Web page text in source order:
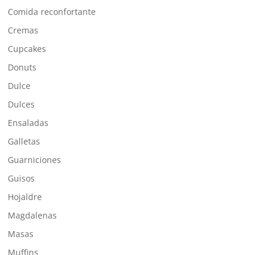
Comida reconfortante
Cremas
Cupcakes
Donuts
Dulce
Dulces
Ensaladas
Galletas
Guarniciones
Guisos
Hojaldre
Magdalenas
Masas
Muffins